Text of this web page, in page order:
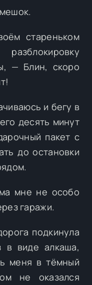
стареньком
— Блин, скоро
и бегу в
десять минут
пакет с
до остановки
мне не особо
гаражи.
подкинула
в виде алкаша,
меня в тёмный
не оказался